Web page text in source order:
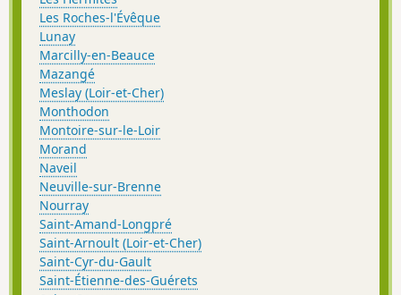
Les Roches-l'Évêque
Lunay
Marcilly-en-Beauce
Mazangé
Meslay (Loir-et-Cher)
Monthodon
Montoire-sur-le-Loir
Morand
Naveil
Neuville-sur-Brenne
Nourray
Saint-Amand-Longpré
Saint-Arnoult (Loir-et-Cher)
Saint-Cyr-du-Gault
Saint-Étienne-des-Guérets